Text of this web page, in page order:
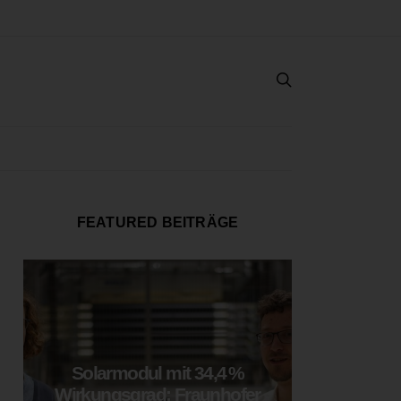
FEATURED BEITRÄGE
Solarmodul mit 34,4 %
Wirkungsgrad: Fraunhofer